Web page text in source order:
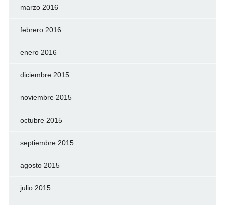
marzo 2016
febrero 2016
enero 2016
diciembre 2015
noviembre 2015
octubre 2015
septiembre 2015
agosto 2015
julio 2015